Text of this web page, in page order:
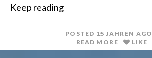
n
i
Keep reading
POSTED 15 JAHREN AGO
READ MORE
LIKE